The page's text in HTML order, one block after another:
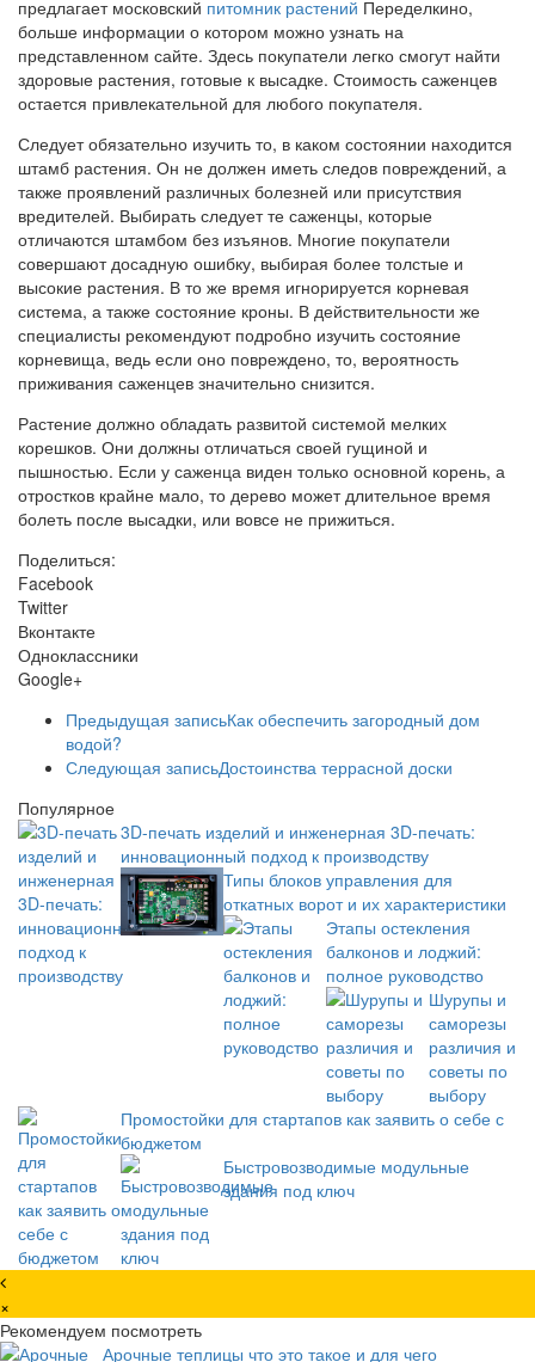
предлагает московский питомник растений Переделкино,
больше информации о котором можно узнать на
представленном сайте. Здесь покупатели легко смогут найти
здоровые растения, готовые к высадке. Стоимость саженцев
остается привлекательной для любого покупателя.
Следует обязательно изучить то, в каком состоянии находится
штамб растения. Он не должен иметь следов повреждений, а
также проявлений различных болезней или присутствия
вредителей. Выбирать следует те саженцы, которые
отличаются штамбом без изъянов. Многие покупатели
совершают досадную ошибку, выбирая более толстые и
высокие растения. В то же время игнорируется корневая
система, а также состояние кроны. В действительности же
специалисты рекомендуют подробно изучить состояние
корневища, ведь если оно повреждено, то, вероятность
приживания саженцев значительно снизится.
Растение должно обладать развитой системой мелких
корешков. Они должны отличаться своей гущиной и
пышностью. Если у саженца виден только основной корень, а
отростков крайне мало, то дерево может длительное время
болеть после высадки, или вовсе не прижиться.
Поделиться:
Facebook
Twitter
Вконтакте
Одноклассники
Google+
Предыдущая записьКак обеспечить загородный дом
водой?
Следующая записьДостоинства террасной доски
Популярное
3D-печать изделий и инженерная 3D-печать:
инновационный подход к производству
Типы блоков управления для
откатных ворот и их характеристики
Этапы остекления
балконов и лоджий:
полное руководство
Шурупы и
саморезы
различия и
советы по
выбору
Промостойки для стартапов как заявить о себе с
бюджетом
Быстровозводимые модульные
здания под ключ
×
Рекомендуем посмотреть
Арочные теплицы что это такое и для чего